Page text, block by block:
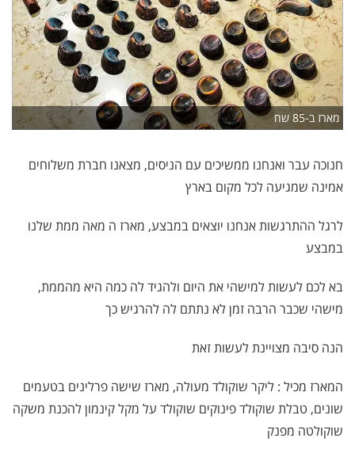
מארז ב-85 שח
חנוכה עבר ואנחנו ממשיכים עם הניסים, מצאנו חברת משלוחים
אמינה שמגיעה לכל מקום בארץ
לרגל ההתרגשות אנחנו יוצאים במבצע, מארז ה מאה ממת שלנו
במבצע
בא לכם לעשות למישהי את היום ולהגיד לה כמה היא מהממת,
מישהי שכבר הרבה זמן לא נתתם לה להרגיש כך
הנה סיבה מצויינת לעשות זאת
המארז מכיל : ליקר שוקולד מעולה, מארז שישה פרלינים בטעמים
שונים, טבלת שוקולד פינוקים שוקולד על מקל קינמון להכנת משקה
שוקולטה מפנק